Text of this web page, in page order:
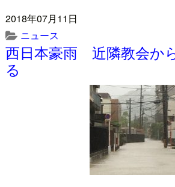
2018年07月11日
ニュース
西日本豪雨 近隣教会か
る